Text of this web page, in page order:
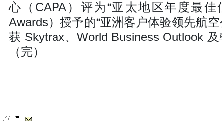
心（CAPA）评为“亚太地区年度最
Awards）授予的“亚洲客户体验领先航
获 Skytrax、World Business Outlook
（完）